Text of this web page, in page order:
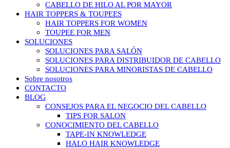
CABELLO DE HILO AL POR MAYOR
HAIR TOPPERS & TOUPEES
HAIR TOPPERS FOR WOMEN
TOUPEE FOR MEN
SOLUCIONES
SOLUCIONES PARA SALÓN
SOLUCIONES PARA DISTRIBUIDOR DE CABELLO
SOLUCIONES PARA MINORISTAS DE CABELLO
Sobre nosotros
CONTACTO
BLOG
CONSEJOS PARA EL NEGOCIO DEL CABELLO
TIPS FOR SALON
CONOCIMIENTO DEL CABELLO
TAPE-IN KNOWLEDGE
HALO HAIR KNOWLEDGE